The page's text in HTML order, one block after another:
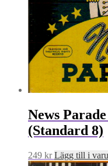
News
(Standard 8)
249 kr Lägg till i